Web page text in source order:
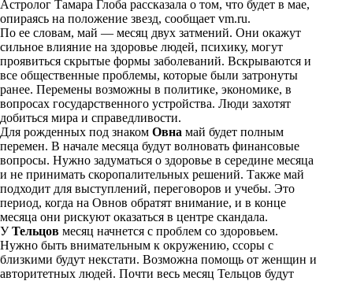
i
t
t
e
r
n
o
k
l
a
s
s
n
i
k
i
l
e
g
r
a
m
p
y
L
i
n
k
Астролог Тамара Глоба рассказала о том, что будет в мае,
опираясь на положение звезд, сообщает vm.ru.
По ее словам, май — месяц двух затмений. Они окажут
сильное влияние на здоровье людей, психику, могут
проявиться скрытые формы заболеваний. Вскрываются и
все общественные проблемы, которые были затронуты
ранее. Перемены возможны в политике, экономике, в
вопросах государственного устройства. Люди захотят
добиться мира и справедливости.
Для рожденных под знаком Овна май будет полным
перемен. В начале месяца будут волновать финансовые
вопросы. Нужно задуматься о здоровье в середине месяца
и не принимать скоропалительных решений. Также май
подходит для выступлений, переговоров и учебы. Это
период, когда на Овнов обратят внимание, и в конце
месяца они рискуют оказаться в центре скандала.
УТельцов месяц начнется с проблем со здоровьем.
Нужно быть внимательным к окружению, ссоры с
близкими будут некстати. Возможна помощь от женщин и
авторитетных людей. Почти весь месяц Тельцов будут